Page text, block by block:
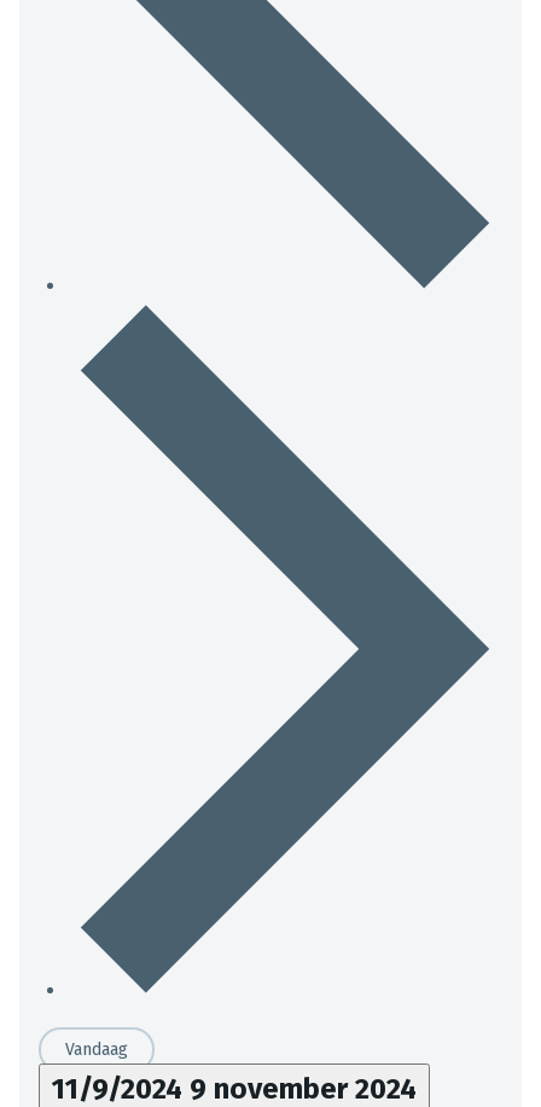
Vandaag
11/9/2024 9 november 2024